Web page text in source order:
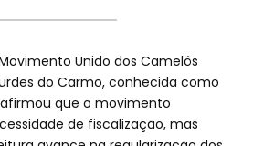
Unido dos Camelôs
do Carmo, conhecida como
que o movimento
de fiscalização, mas